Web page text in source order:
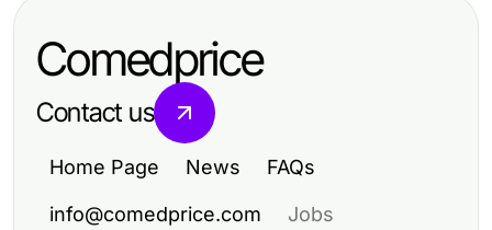
Comedprice
Contact us
Home Page News FAQs
info@comedprice.com Jobs